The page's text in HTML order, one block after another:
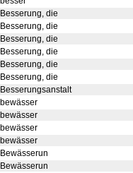
Besserung, die
Besserung, die
Besserung, die
Besserung, die
Besserung, die
Besserung, die
Besserungsanstalt
bewässer
bewässer
bewässer
bewässer
Bewässerun
Bewässerun